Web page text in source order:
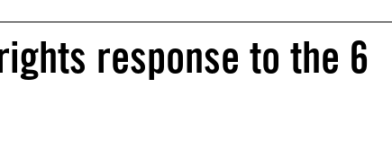
response to the 6